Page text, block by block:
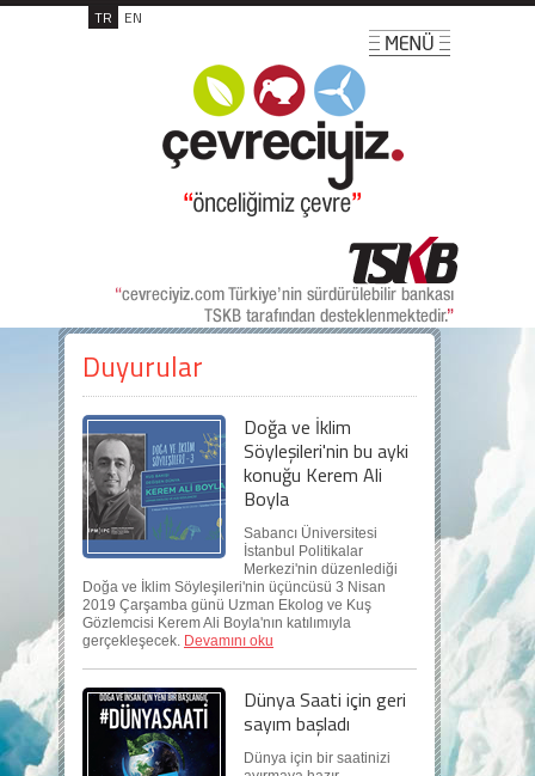
TR EN
Duyurular
Doğa ve İklim
Söyleşileri'nin bu ayki
konuğu Kerem Ali
Boyla
Sabancı Üniversitesi
İstanbul Politikalar
Merkezi'nin düzenlediği
Doğa ve İklim Söyleşileri'nin üçüncüsü 3 Nisan
2019 Çarşamba günü Uzman Ekolog ve Kuş
Gözlemcisi Kerem Ali Boyla'nın katılımıyla
gerçekleşecek. Devamını oku
Dünya Saati için geri
sayım başladı
Dünya için bir saatinizi